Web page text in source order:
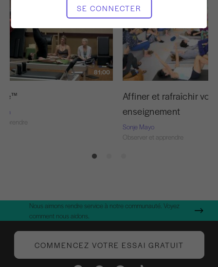
SE CONNECTER
81:00
Affiner et rafraîchir
enseignement
Sonje Mayo
Observer et apprendre
Nous aimons rendre service à notre communauté. Voyez
comment nous aidons.
COMMENCEZ VOTRE ESSAI GRATUIT